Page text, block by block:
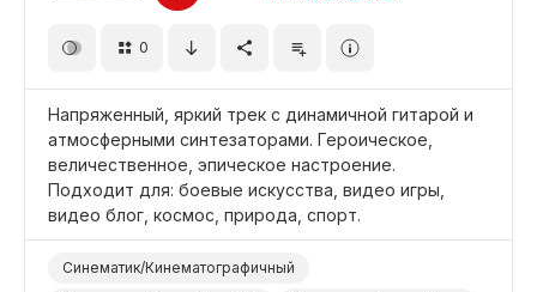
Фильм Научная Фантастика
Фильм Приключение
0
Напряженный, яркий трек с динамичной гитарой и
атмосферными синтезаторами. Героическое,
величественное, эпическое настроение.
Подходит для: боевые искусства, видео игры,
видео блог, космос, природа, спорт.
Синематик/Кинематографичный